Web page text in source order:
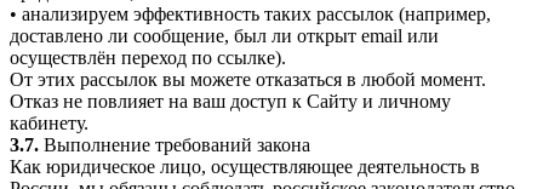
• анализируем эффективность таких рассылок (например,
доставлено ли сообщение, был ли открыт email или
осуществлён переход по ссылке).
От этих рассылок вы можете отказаться в любой момент.
Отказ не повлияет на ваш доступ к Сайту и личному
кабинету.
3.7. Выполнение требований закона
Как юридическое лицо, осуществляющее деятельность в